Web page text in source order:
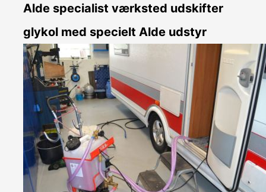
Alde specialist værksted udskifter
glykol med specielt Alde udstyr